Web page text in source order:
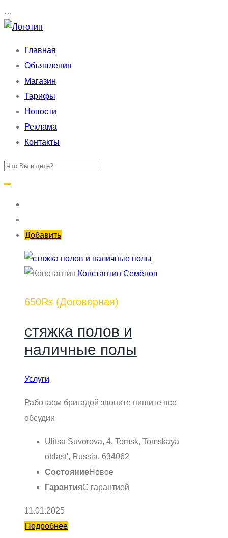
…
Главная
Объявления
Магазин
Тарифы
Новости
Реклама
Контакты
Добавить
Константин Семёнов
650₨ (Договорная)
стяжка полов и
наличные полы
Услуги
Работаем бригадой звоните пишите все
обсудии
Ulitsa Suvorova, 4, Tomsk, Tomskaya
oblast', Russia, 634062
СостояниеНовое
ГарантияС гарантией
11.01.2025
Подробнее